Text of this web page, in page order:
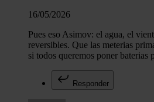
16/05/2026
Pues eso Asimov: el agua, el
reversibles. Que las meterias
si todos queremos poner baterias
Responder